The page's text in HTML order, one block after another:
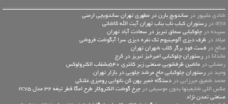
شادی علیپور در ساندویچ بارن در مطهری تهران ساندویچی ارمنی
arya در
رستوران کباب ناب بناب تهران آیت الله کاشانی
سپیده در چلوکبابی سماق تبریز در سعادت آباد تهران
میلاد در ظرف دیزی آلومینیوم تک نفره دیزی سرا آبگوشت فروشی
صالح در فست فود برگر کلاب شهران تهران
ماندانا در رستوران چلوکبابی امیرخیز تبریز در کرج
رمضانی در ماشین ظرفشویی صنعتی زیر کانتری 540بشقاب الکترولوکس
وحید در رستوران چلوکبابی حاج مرشد چلویی در بازار تهران
محمد شفیق میرزایی در دستگاه خمیر پهن کن نانوایی رومیزی غلتکی
عكس اللي شايفينها بدون موسيقى در
چرخ گوشت الکتروکار طرح امگا قطر تیغه 32 مدل ec75
صنعتی تمدن نژاد